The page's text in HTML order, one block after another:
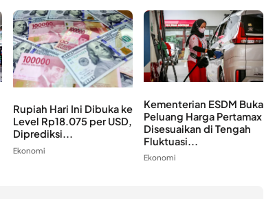
Rupiah Hari Ini Dibuka ke
Level Rp18.075 per USD,
Diprediksi...
Ekonomi
Kementerian ESDM Buka
Peluang Harga Pertamax
Disesuaikan di Tengah
Fluktuasi...
Ekonomi